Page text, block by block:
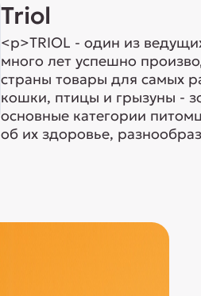
Triol
<p>TRIOL - один из
много лет успешно
страны товары для самых
кошки, птицы и грызуны -
основные категории
об их здоровье,